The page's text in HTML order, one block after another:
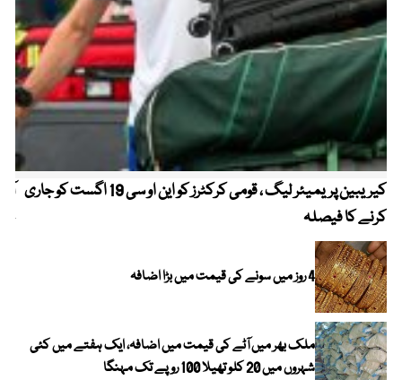
کیریبین پریمیئر لیگ ، قومی کرکٹرز کو این او سی 19 اگست کو جاری
کرنے کا فیصلہ
4 روز میں سونے کی قیمت میں بڑا اضافہ
ملک بھر میں آٹے کی قیمت میں اضافہ، ایک ہفتے میں کئی
شہروں میں 20 کلو تھیلا 100 روپے تک مہنگا